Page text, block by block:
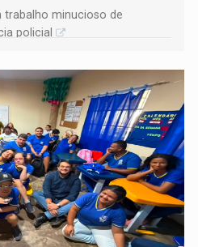
trabalho minucioso de
policial